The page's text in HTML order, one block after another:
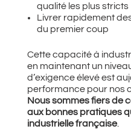
qualité les plus stricts
Livrer rapidement
du premier coup
Cette capacité à
en maintenant un
d’exigence élevé est
performance pour nos
Nous sommes fiers de
aux bonnes pratiques
industrielle française.